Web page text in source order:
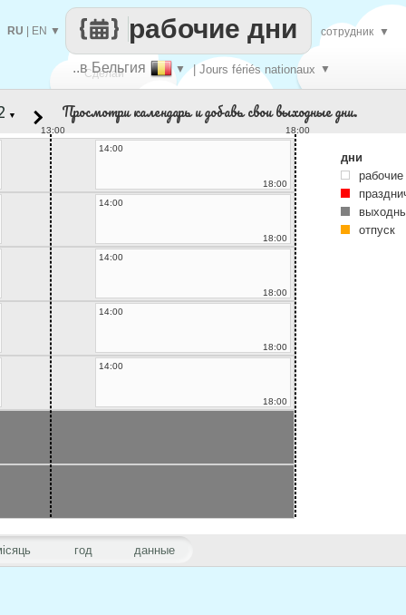
Сделай
..в Бельгия ▼ | Jours fériés nationaux ▼
рабочие дни
RU EN ▼ сотрудник ▼
год данные
▼ Просмотри календарь и добавь свои выходные дни.
13:00
18:00
14:00
18:00
14:00
18:00
14:00
18:00
14:00
18:00
14:00
18:00
дни
отпуск